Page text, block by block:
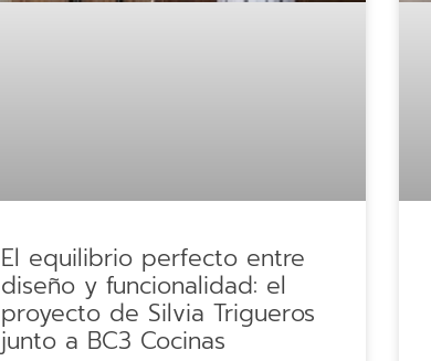
El equilibrio perfecto entre
diseño y funcionalidad: el
proyecto de Silvia Trigueros
junto a BC3 Cocinas